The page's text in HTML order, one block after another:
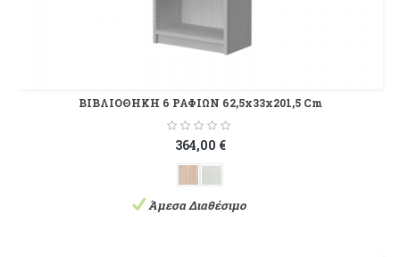
ΒΙΒΛΙΟΘΗΚΗ 6 ΡΑΦΙΩΝ 62,5x33x201,5 Cm
364,00 €
Άμεσα Διαθέσιμο